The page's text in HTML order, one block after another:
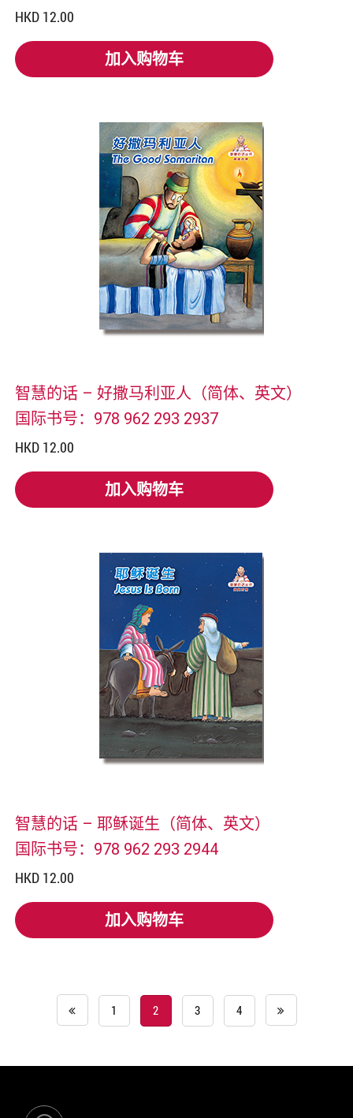
HKD 12.00
加入购物车
加入购物车
智慧的话 – 好撒马利亚人（简体、英文）
国际书号：978 962 293 2937
HKD 12.00
加入购物车
加入购物车
智慧的话 – 耶稣诞生（简体、英文）
国际书号：978 962 293 2944
HKD 12.00
加入购物车
加入购物车
1 2 3 4